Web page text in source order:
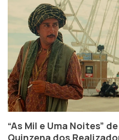
“As Mil e Uma Noites”
Quinzena dos